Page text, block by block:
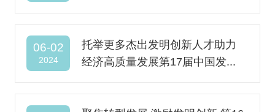
06-02
2024
托举更多杰出发明创新人才助力
经济高质量发展第17届中国发...